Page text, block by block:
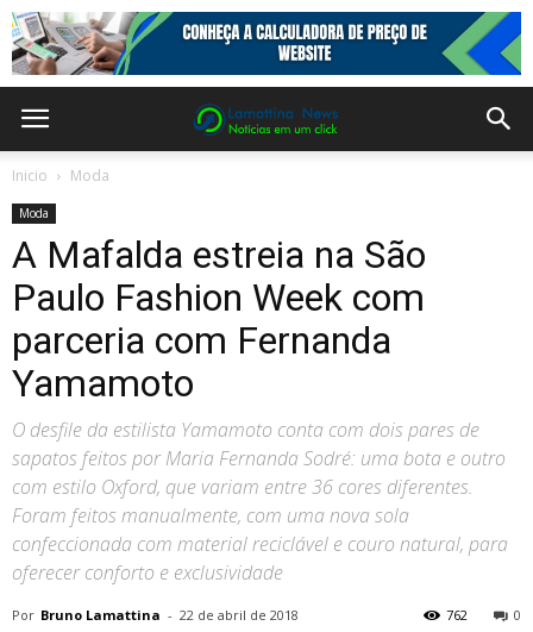
Inicio Moda
Moda
A Mafalda estreia na São
Paulo Fashion Week com
parceria com Fernanda
Yamamoto
O desfile da estilista Yamamoto conta com dois pares de
sapatos feitos por Maria Fernanda Sodré: uma bota e outro
com estilo Oxford, que variam entre 36 cores diferentes.
Foram feitos manualmente, com uma nova sola
confeccionada com material reciclável e couro natural, para
oferecer conforto e exclusividade
Por Bruno Lamattina - 22 de abril de 2018 0
762